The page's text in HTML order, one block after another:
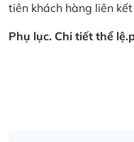
tiên khách hàng liên
Phụ lục. Chi tiết thể